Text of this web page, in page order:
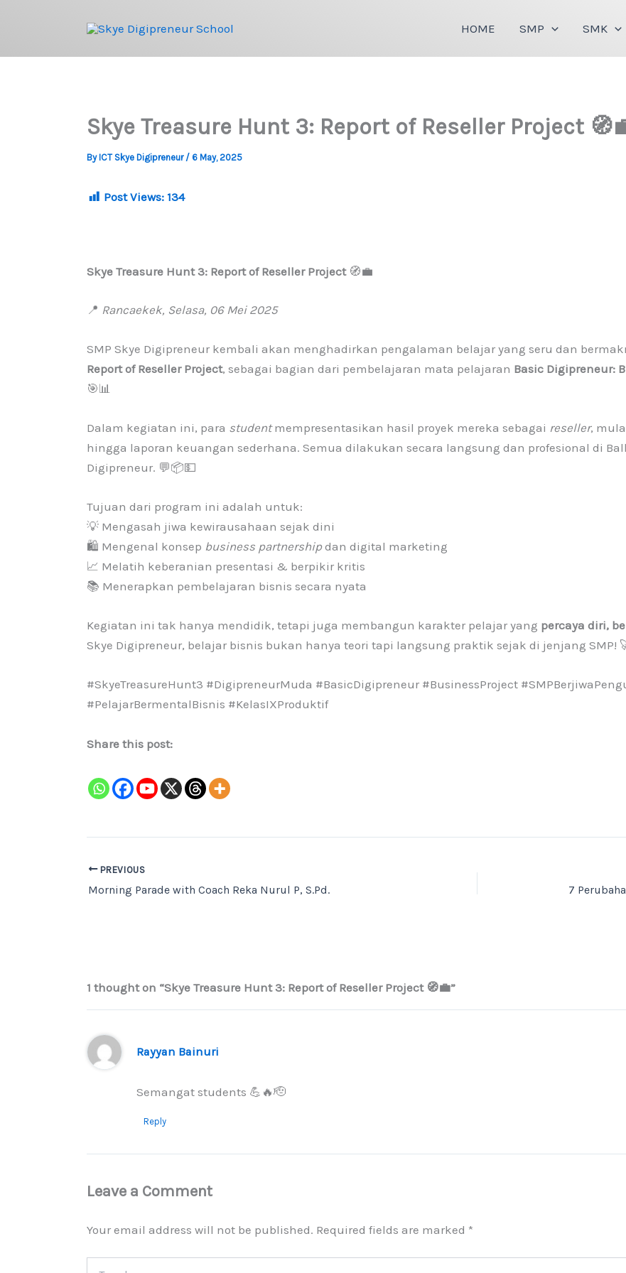
HOME SMP SMK
Skye Treasure Hunt 3: Report of Reseller Project
By ICT Skye Digipreneur / 6 May, 2025
Post Views: 134
Skye Treasure Hunt 3: Report of Reseller Project🧭💼
📍 Rancaekek, Selasa, 06 Mei 2025
SMP Skye Digipreneur kembali akan menghadirkan pengalaman belajar yang seru dan
Report of Reseller Project, sebagai bagian dari pembelajaran mata pelajaran Basic Digipreneur:
🎯📊
Dalam kegiatan ini, para studentmempresentasikan hasil proyek mereka sebagai reseller,
hingga laporan keuangan sederhana. Semua dilakukan secara langsung dan profesional di
Digipreneur. 💬📦💵
Tujuan dari program ini adalah untuk:
💡 Mengasah jiwa kewirausahaan sejak dini
🛍️ Mengenal konsep business partnershipdan digital marketing
📈 Melatih keberanian presentasi & berpikir kritis
📚 Menerapkan pembelajaran bisnis secara nyata
Kegiatan ini tak hanya mendidik, tetapi juga membangun karakter pelajar yang percaya diri,
Skye Digipreneur, belajar bisnis bukan hanya teori tapi langsung praktik sejak di jenjang SMP!
#SkyeTreasureHunt3 #DigipreneurMuda #BasicDigipreneur #BusinessProject
#PelajarBermentalBisnis #KelasIXProduktif
Share this post:
PREVIOUS
Morning Parade with Coach Reka Nurul P, S.Pd.
1 thought on “Skye Treasure Hunt 3: Report of Reseller Project 🧭💼”
Rayyan Bainuri
Semangat students 💪🔥🫡
Reply
Leave a Comment
Your email address will not be published. Required fields are marked *